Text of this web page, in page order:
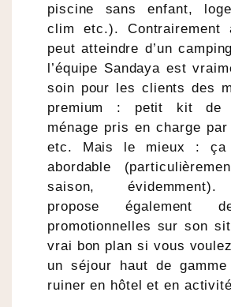
piscine sans enfant,
clim etc.). Contrairement
peut atteindre d’un
l’équipe Sandaya est
soin pour les clients des
premium : petit kit de
ménage pris en charge
etc. Mais le mieux : ça
abordable
saison, évidemment).
propose également
promotionnelles sur son
vrai bon plan si vous
un séjour haut de
ruiner en hôtel et en